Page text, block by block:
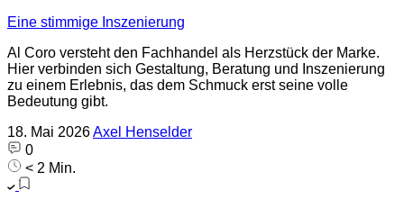
Eine stimmige Inszenierung
Al Coro versteht den Fachhandel als Herzstück der Marke.
Hier verbinden sich Gestaltung, Beratung und Inszenierung
zu einem Erlebnis, das dem Schmuck erst seine volle
Bedeutung gibt.
18. Mai 2026Axel Henselder
0
< 2 Min.